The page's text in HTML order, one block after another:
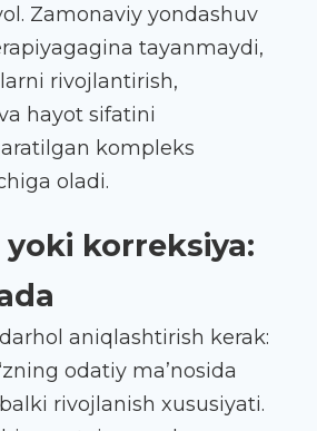
Zamonaviy yondashuv
tayanmaydi,
rivojlantirish,
hayot sifatini
kompleks
oladi.
yoki korreksiya:
aniqlashtirish kerak:
odatiy ma’nosida
rivojlanish xususiyati.